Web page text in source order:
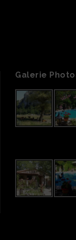
Galerie